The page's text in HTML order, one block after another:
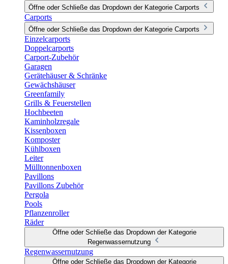
Öffne oder Schließe das Dropdown der Kategorie Carports
Carports
Öffne oder Schließe das Dropdown der Kategorie Carports
Einzelcarports
Doppelcarports
Carport-Zubehör
Garagen
Gerätehäuser & Schränke
Gewächshäuser
Greenfamily
Grills & Feuerstellen
Hochbeeten
Kaminholzregale
Kissenboxen
Komposter
Kühlboxen
Leiter
Mülltonnenboxen
Pavillons
Pavillons Zubehör
Pergola
Pools
Pflanzenroller
Räder
Öffne oder Schließe das Dropdown der Kategorie
Regenwassernutzung
Regenwassernutzung
Öffne oder Schließe das Dropdown der Kategorie